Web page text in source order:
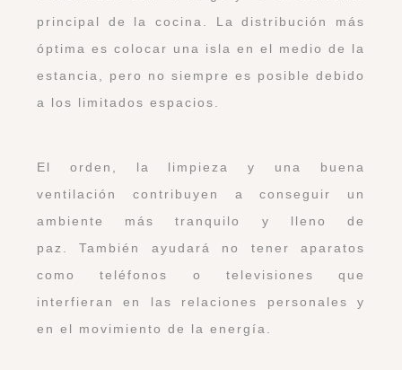
principal de la cocina. La distribución más
óptima es colocar una isla en el medio de la
estancia, pero no siempre es posible debido
a los limitados espacios.
El orden, la limpieza y una buena
ventilación contribuyen a conseguir un
ambiente más tranquilo y lleno de
paz. También ayudará no tener aparatos
como teléfonos o televisiones que
interfieran en las relaciones personales y
en el movimiento de la energía.